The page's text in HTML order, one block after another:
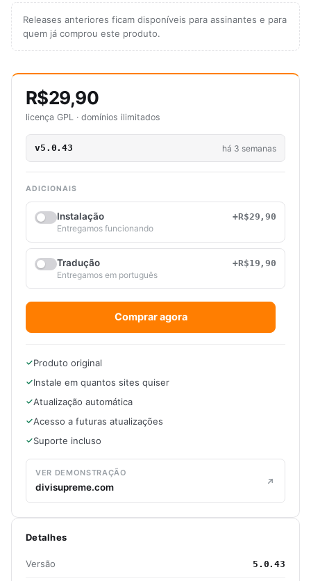
Releases anteriores ficam disponíveis para assinantes e para
quem já comprou este produto.
R$29,90
licença GPL · domínios ilimitados
v5.0.43 há 3 semanas
ADICIONAIS
Instalação
+R$29,90
Entregamos funcionando
Tradução
+R$19,90
Entregamos em português
Comprar agora
Produto original
Instale em quantos sites quiser
Atualização automática
Acesso a futuras atualizações
Suporte incluso
VER DEMONSTRAÇÃO
divisupreme.com
Detalhes
Versão 5.0.43